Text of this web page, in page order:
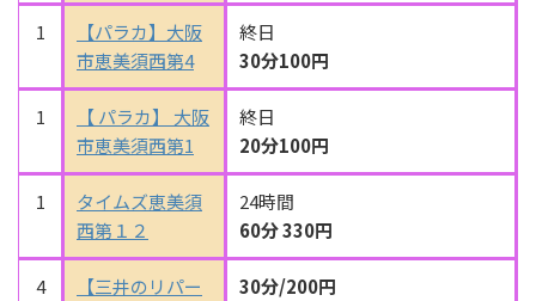
1
【パラカ】大阪
市恵美須西第4
終日
30分100円
1
【 パラカ】 大阪
市恵美須西第1
終日
20分100円
1
タイムズ恵美須
西第１２
24時間
60分 330円
4
【三井のリパー
30分/200円